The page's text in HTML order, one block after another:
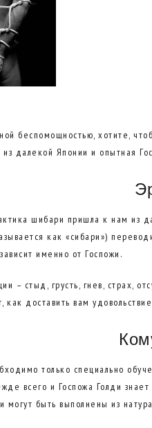
беспомощностью, хотите,
далекой Японии и опытная
шибари пришла к нам из
как «сибари»)
именно от Госпожи.
– стыд, грусть, гнев, страх,
доставить вам
только специально
всего и Госпожа Голди
могут быть выполнены из